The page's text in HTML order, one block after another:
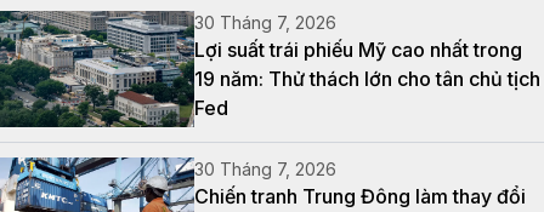
30 Tháng 7, 2026
Lợi suất trái phiếu Mỹ cao nhất trong
19 năm: Thử thách lớn cho tân chủ tịch
Fed
30 Tháng 7, 2026
Chiến tranh Trung Đông làm thay đổi